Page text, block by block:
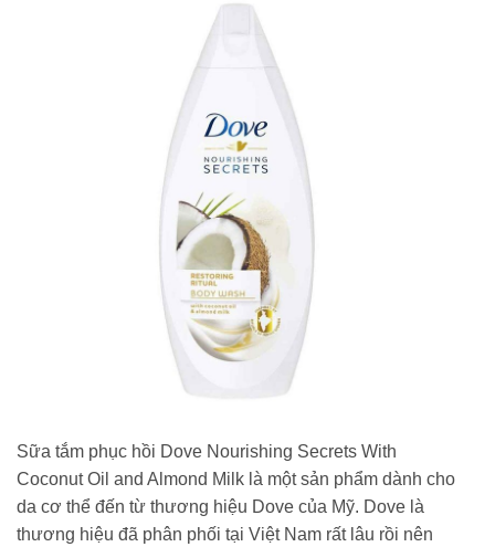
Sữa tắm phục hồi Dove Nourishing Secrets With
Coconut Oil and Almond Milk là một sản phẩm dành cho
da cơ thể đến từ thương hiệu Dove của Mỹ. Dove là
thương hiệu đã phân phối tại Việt Nam rất lâu rồi nên